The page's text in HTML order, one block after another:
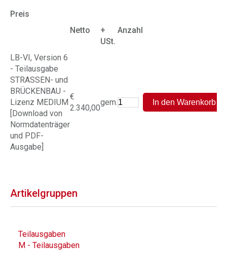
Preis
Netto
+
USt.
Anzahl
LB-VI, Version 6
- Teilausgabe
STRASSEN- und
BRÜCKENBAU -
Lizenz MEDIUM
[Download von
Normdatenträger
und PDF-
Ausgabe]
€
2.340,00
gem.
Artikelgruppen
Teilausgaben
M - Teilausgaben